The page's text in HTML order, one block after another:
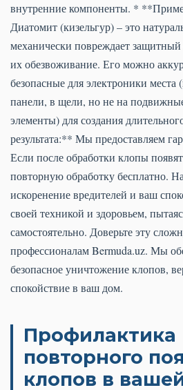
внутренние компоненты. *
Диатомит (кизельгур) – это
механически повреждает
их обезвоживание. Его можно
безопасные для электроники места
панели, в щели, но не на
элементы) для создания
результата:** Мы предоставляем
Если после обработки клопы
повторную обработку бесплатно.
искоренение вредителей и ваш
своей техникой и здоровьем,
самостоятельно. Доверьте эту
профессионалам Bermuda.uz. Мы
безопасное уничтожение клопов,
спокойствие в ваш дом.
Профилактика
повторного
клопов в